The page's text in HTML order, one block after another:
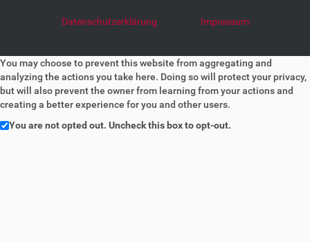
Datenschutzerklärung Impressum
You may choose to prevent this website from aggregating and
analyzing the actions you take here. Doing so will protect your privacy,
but will also prevent the owner from learning from your actions and
creating a better experience for you and other users.
You are not opted out. Uncheck this box to opt-out.